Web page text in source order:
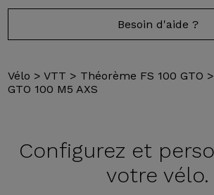
Besoin d'aide ?
Vélo >VTT > Théorème FS 100 GTO >
GTO 100 M5 AXS
Configurez et
votre vélo.